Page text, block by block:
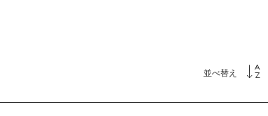
並べ替え